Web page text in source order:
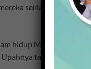
sekian lama
hidup Mbok Sarmi
tak lebih dari